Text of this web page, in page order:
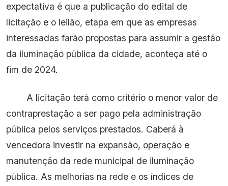
expectativa é que a publicação do edital de
licitação e o leilão, etapa em que as empresas
interessadas farão propostas para assumir a gestão
da iluminação pública da cidade, aconteça até o
fim de 2024.
A licitação terá como critério o menor valor de
contraprestação a ser pago pela administração
pública pelos serviços prestados. Caberá à
vencedora investir na expansão, operação e
manutenção da rede municipal de iluminação
pública. As melhorias na rede e os índices de